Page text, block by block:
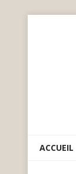
ACCUEIL